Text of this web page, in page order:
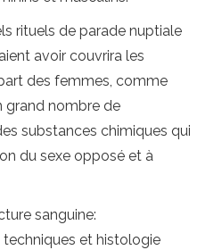
rituels de parade nuptiale
avoir couvrira les
des femmes, comme
grand nombre de
substances chimiques qui
du sexe opposé et à
sanguine:
et histologie